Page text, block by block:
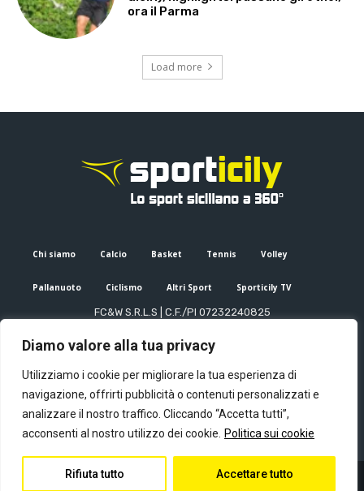
Diamo valore alla tua privacy
Utilizziamo i cookie per migliorare la tua esperienza di
navigazione, offrirti pubblicità o contenuti personalizzati e
analizzare il nostro traffico. Cliccando “Accetta tutti”,
acconsenti al nostro utilizzo dei cookie.
Politica sui cookie
Rifiuta tutto Accettare tutto
ora il Parma
Load more
Chi siamo Calcio Basket Tennis Volley
Pallanuoto Ciclismo Altri Sport Sporticily TV
FC&W S.R.L.S | C.F./PI 07232240825
Editore e direttore responsabile: Francesco Cammuca | Registro
Mail: info@sporticily.it| Telefono:+39 371 788 7216
© Copyright - Sporticily 2023 powered by Primitive web